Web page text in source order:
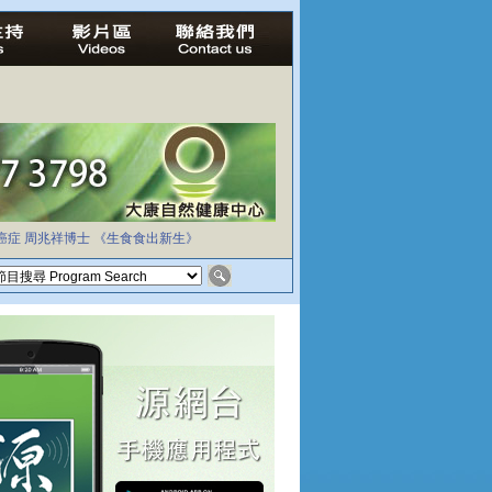
症 周兆祥博士 《生食食出新生》